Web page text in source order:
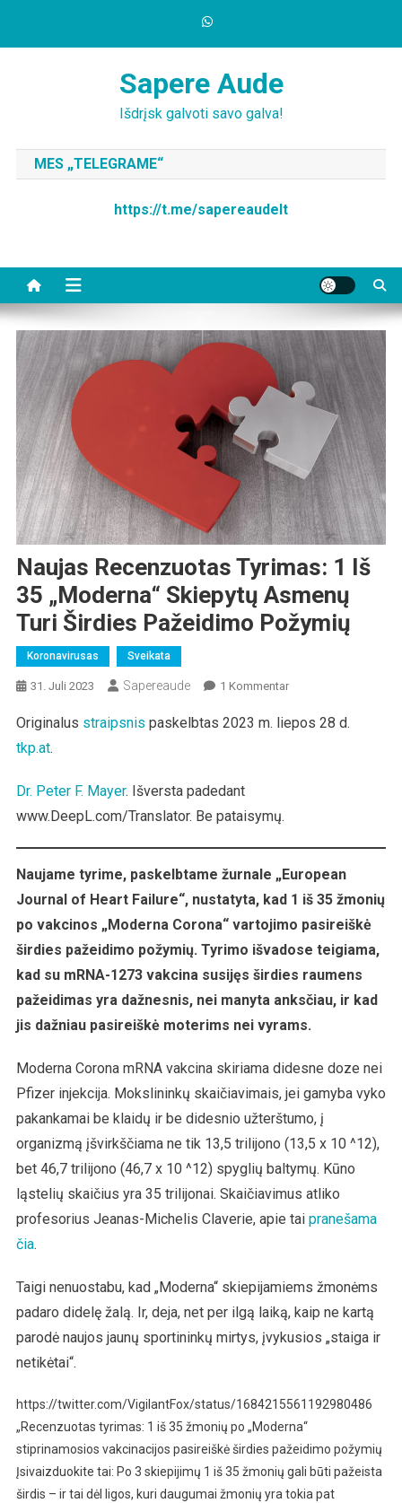
Sapere Aude
Išdrįsk galvoti savo galva!
MES „TELEGRAME“
https://t.me/sapereaudelt
Naujas Recenzuotas Tyrimas: 1 Iš
35 „Moderna“ Skiepytų Asmenų
Turi Širdies Pažeidimo Požymių
Koronavirusas Sveikata
31. Juli 2023 Sapereaude 1 KommentarZu
Recenzuotas
Skiepytų
Asmenų
Turi
Pažeidimo
Požymių
Originalus straipsnis paskelbtas 2023 m. liepos 28 d.
tkp.at.
Dr. Peter F. Mayer. Išversta padedant
www.DeepL.com/Translator. Be pataisymų.
Naujame tyrime, paskelbtame žurnale „European
Journal of Heart Failure“, nustatyta, kad 1 iš 35 žmonių
po vakcinos „Moderna Corona“ vartojimo pasireiškė
širdies pažeidimo požymių. Tyrimo išvadose teigiama,
kad su mRNA-1273 vakcina susijęs širdies raumens
pažeidimas yra dažnesnis, nei manyta anksčiau, ir kad
jis dažniau pasireiškė moterims nei vyrams.
Moderna Corona mRNA vakcina skiriama didesne doze nei
Pfizer injekcija. Mokslininkų skaičiavimais, jei gamyba vyko
pakankamai be klaidų ir be didesnio užterštumo, į
organizmą įšvirkščiama ne tik 13,5 trilijono (13,5 x 10 ^12),
bet 46,7 trilijono (46,7 x 10 ^12) spyglių baltymų. Kūno
ląstelių skaičius yra 35 trilijonai. Skaičiavimus atliko
profesorius Jeanas-Michelis Claverie, apie tai pranešama
čia.
Taigi nenuostabu, kad „Moderna“ skiepijamiems žmonėms
padaro didelę žalą. Ir, deja, net per ilgą laiką, kaip ne kartą
parodė naujos jaunų sportininkų mirtys, įvykusios „staiga ir
netikėtai“.
https://twitter.com/VigilantFox/status/1684215561192980486
„Recenzuotas tyrimas: 1 iš 35 žmonių po „Moderna“
stiprinamosios vakcinacijos pasireiškė širdies pažeidimo požymių
Įsivaizduokite tai: Po 3 skiepijimų 1 iš 35 žmonių gali būti pažeista
širdis – ir tai dėl ligos, kuri daugumai žmonių yra tokia pat